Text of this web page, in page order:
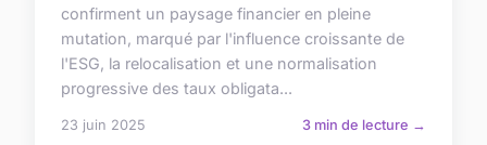
confirment un paysage financier en pleine
mutation, marqué par l'influence croissante de
l'ESG, la relocalisation et une normalisation
progressive des taux obligata...
23 juin 2025 3 min de lecture →